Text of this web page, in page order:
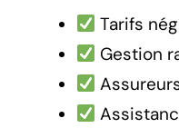
Tarifs
Gestion